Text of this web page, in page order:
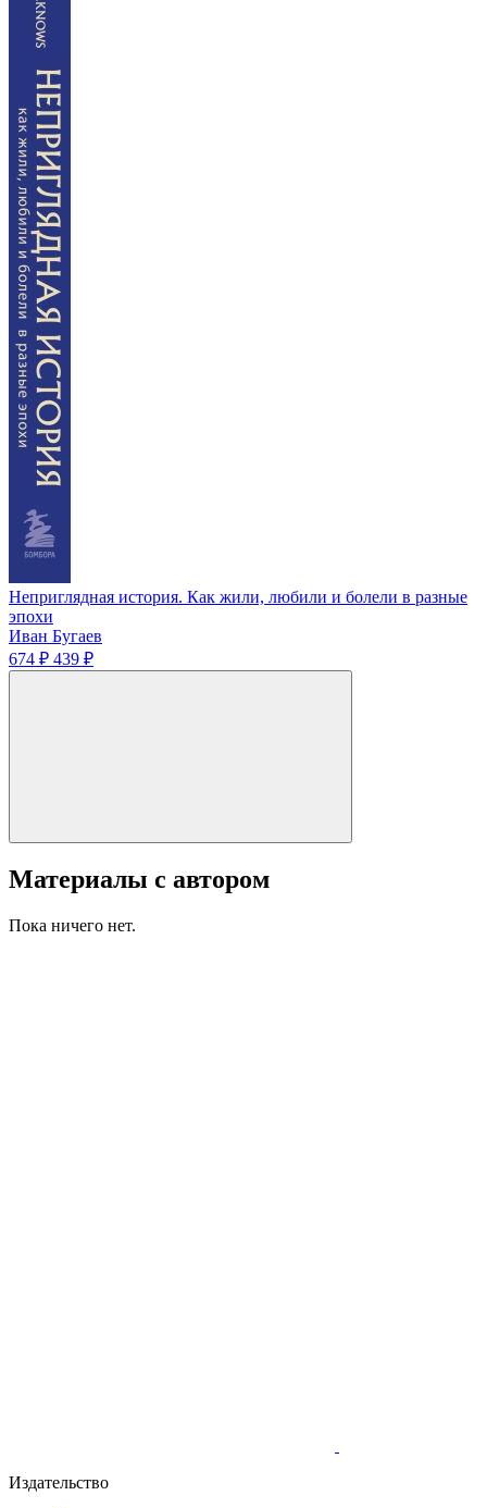
Неприглядная история. Как жили, любили и болели в разные
эпохи
Иван Бугаев
674 ₽ 439 ₽
Материалы с автором
Пока ничего нет.
Издательство